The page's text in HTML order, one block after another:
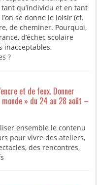
tant qu’individu et en tant
se donne le loisir (cf.
de cheminer. Pourquoi,
d’échec scolaire
inacceptables,
?
et de feux. Donner
» du 24 au 28 août –
ensemble le contenu
pour vivre des ateliers,
des rencontres,